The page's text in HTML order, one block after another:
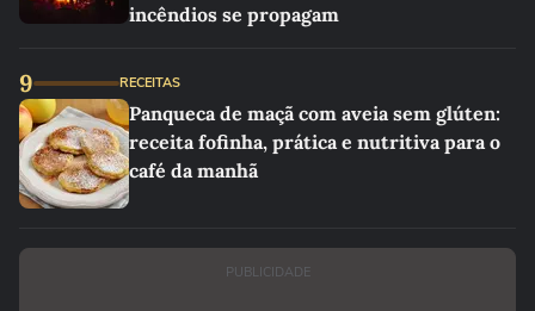
incêndios se propagam
9 RECEITAS
Panqueca de maçã com aveia sem glúten:
receita fofinha, prática e nutritiva para o
café da manhã
PUBLICIDADE